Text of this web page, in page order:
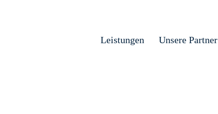
Leistungen Unsere Partner